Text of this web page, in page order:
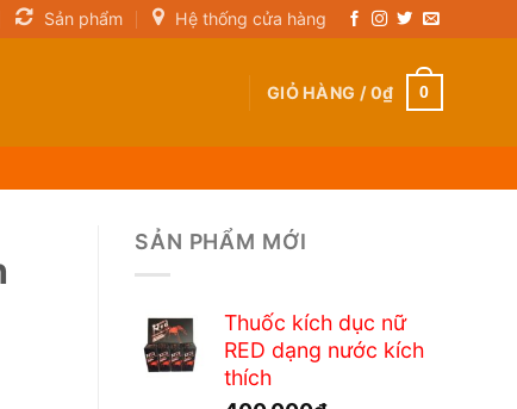
Sản phẩm Hệ thống cửa hàng
GIỎ HÀNG /0₫ 0
SẢN PHẨM MỚI
Thuốc kích dục nữ
RED dạng nước kích
thích